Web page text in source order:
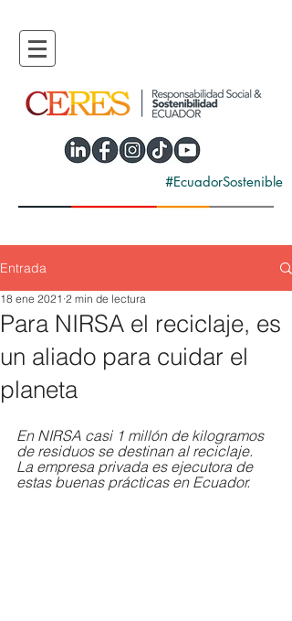
#EcuadorSostenible
Entrada
Para NIRSA el reciclaje, es
un aliado para cuidar el
planeta
18 ene 2021 2 min de lectura
En NIRSA casi 1 millón de kilogramos
de residuos se destinan al reciclaje.
La empresa privada es ejecutora de
estas buenas prácticas en Ecuador.